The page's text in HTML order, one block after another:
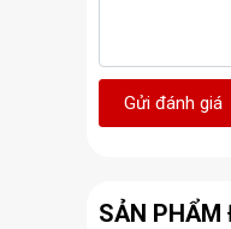
Gửi đánh giá
SẢN PHẨM